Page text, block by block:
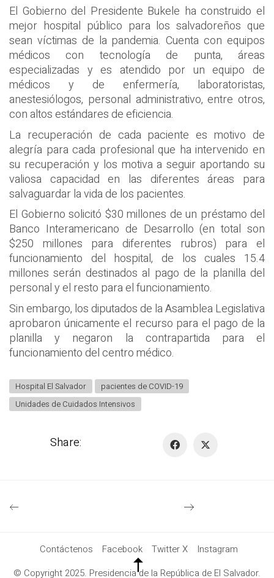
El Gobierno del Presidente Bukele ha construido el
mejor hospital público para los salvadoreños que
sean víctimas de la pandemia. Cuenta con equipos
médicos con tecnología de punta, áreas
especializadas y es atendido por un equipo de
médicos y de enfermería, laboratoristas,
anestesiólogos, personal administrativo, entre otros,
con altos estándares de eficiencia.
La recuperación de cada paciente es motivo de
alegría para cada profesional que ha intervenido en
su recuperación y los motiva a seguir aportando su
valiosa capacidad en las diferentes áreas para
salvaguardar la vida de los pacientes.
El Gobierno solicitó $30 millones de un préstamo del
Banco Interamericano de Desarrollo (en total son
$250 millones para diferentes rubros) para el
funcionamiento del hospital, de los cuales 15.4
millones serán destinados al pago de la planilla del
personal y el resto para el funcionamiento.
Sin embargo, los diputados de la Asamblea Legislativa
aprobaron únicamente el recurso para el pago de la
planilla y negaron la contrapartida para el
funcionamiento del centro médico.
Hospital El Salvador
pacientes de COVID-19
Unidades de Cuidados Intensivos
Share:
Contáctenos Facebook Twitter X
Instagram
© Copyright 2025. Presidencia de la República de El Salvador.